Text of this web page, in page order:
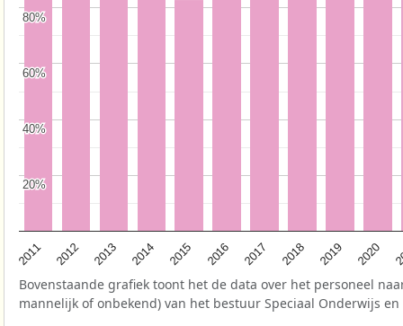
2011 2012 2013 2014 2015 2016 2017 2018 2019 2020
20%
20%
40%
40%
60%
60%
80%
80%
Bovenstaande grafiek toont het de data over het personeel
mannelijk of onbekend) van het bestuur Speciaal Onderwijs